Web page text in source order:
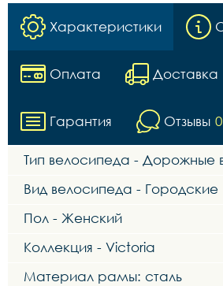
Характеристики
Оплата Доставка
Гарантия Отзывы 0
Тип велосипеда - Дорожные
Вид велосипеда - Городские
Пол - Женский
Коллекция - Victoria
Материал рамы: сталь